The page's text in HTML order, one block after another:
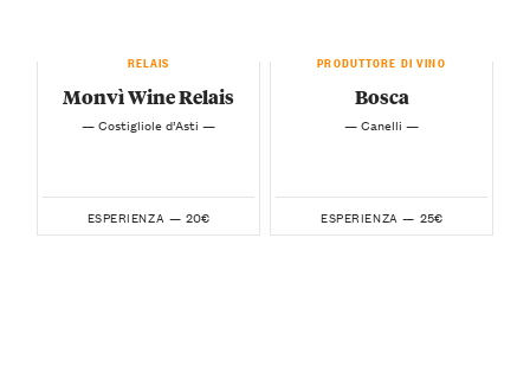
RELAIS
Monvì Wine Relais
— Costigliole d’Asti —
ESPERIENZA — 20€
PRODUTTORE DI VINO
Bosca
— Canelli —
ESPERIENZA — 25€